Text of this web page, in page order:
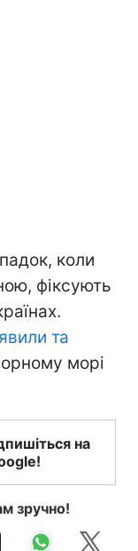
коли
фіксують
та
морі
на
зручно!